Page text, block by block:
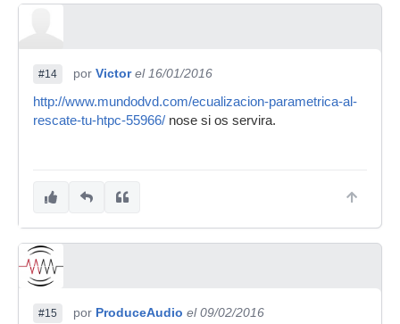
#14 por Victor el 16/01/2016
http://www.mundodvd.com/ecualizacion-parametrica-al-
rescate-tu-htpc-55966/ nose si os servira.
#15 por ProduceAudio el 09/02/2016